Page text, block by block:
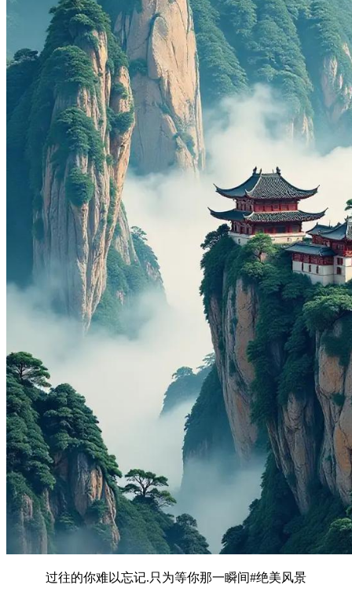
过往的你难以忘记.只为等你那一瞬间#绝美风景